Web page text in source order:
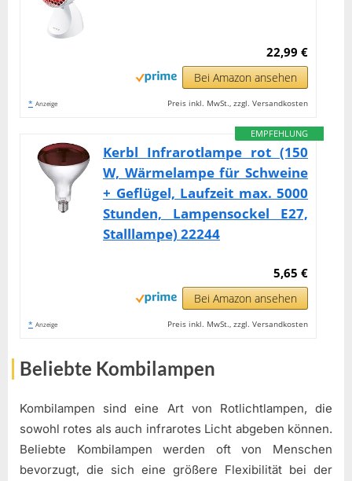
22,99 €
Bei Amazon ansehen
* Anzeige Preis inkl. MwSt., zzgl. Versandkosten
EMPFEHLUNG
Kerbl Infrarotlampe rot (150
W, Wärmelampe für Schweine
+ Geflügel, Laufzeit max. 5000
Stunden, Lampensockel E27,
Stalllampe) 22244
5,65 €
Bei Amazon ansehen
* Anzeige Preis inkl. MwSt., zzgl. Versandkosten
Beliebte Kombilampen
Kombilampen sind eine Art von Rotlichtlampen, die
sowohl rotes als auch infrarotes Licht abgeben können.
Beliebte Kombilampen werden oft von Menschen
bevorzugt, die sich eine größere Flexibilität bei der